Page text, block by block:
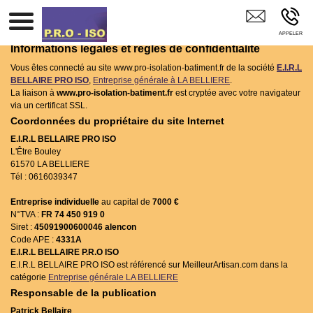
Informations légales et règles de confidentialité
Vous êtes connecté au site www.pro-isolation-batiment.fr de la société E.I.R.L
BELLAIRE PRO ISO, Entreprise générale à LA BELLIERE.
La liaison à www.pro-isolation-batiment.fr est cryptée avec votre navigateur
via un certificat SSL.
Coordonnées du propriétaire du site Internet
E.I.R.L BELLAIRE PRO ISO
L'Être Bouley
61570 LA BELLIERE
Tél : 0616039347
Entreprise individuelle au capital de 7000 €
N°TVA : FR 74 450 919 0
Siret : 45091900600046 alencon
Code APE : 4331A
E.I.R.L BELLAIRE P.R.O ISO
E.I.R.L BELLAIRE PRO ISO est référencé sur MeilleurArtisan.com dans la
catégorie Entreprise générale LA BELLIERE
Responsable de la publication
Patrick Bellaire